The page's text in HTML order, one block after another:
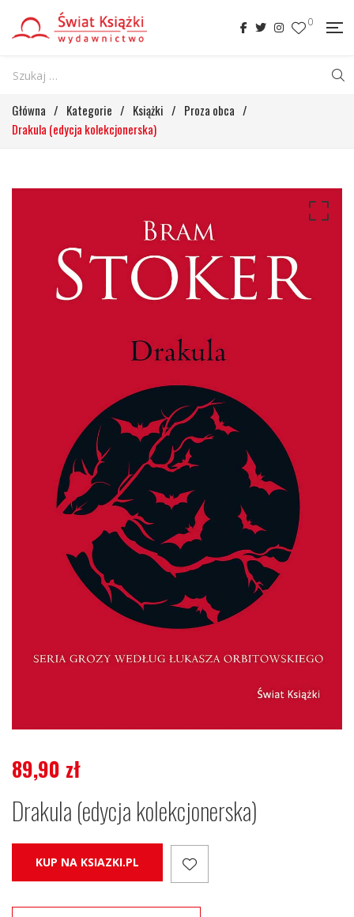
0
Główna / Kategorie / Książki / Proza obca /
Drakula (edycja kolekcjonerska)
89,90 zł
Drakula (edycja kolekcjonerska)
KUP NA KSIAZKI.PL